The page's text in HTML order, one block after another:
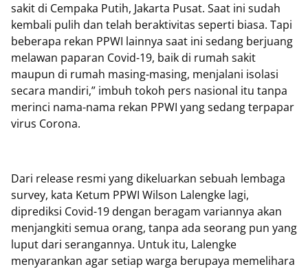
sakit di Cempaka Putih, Jakarta Pusat. Saat ini sudah
kembali pulih dan telah beraktivitas seperti biasa. Tapi
beberapa rekan PPWI lainnya saat ini sedang berjuang
melawan paparan Covid-19, baik di rumah sakit
maupun di rumah masing-masing, menjalani isolasi
secara mandiri,” imbuh tokoh pers nasional itu tanpa
merinci nama-nama rekan PPWI yang sedang terpapar
virus Corona.
Dari release resmi yang dikeluarkan sebuah lembaga
survey, kata Ketum PPWI Wilson Lalengke lagi,
diprediksi Covid-19 dengan beragam variannya akan
menjangkiti semua orang, tanpa ada seorang pun yang
luput dari serangannya. Untuk itu, Lalengke
menyarankan agar setiap warga berupaya memelihara